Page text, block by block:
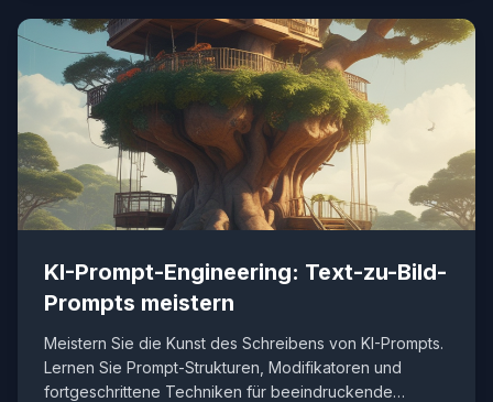
KI-Prompt-Engineering: Text-zu-Bild-
Prompts meistern
Meistern Sie die Kunst des Schreibens von KI-Prompts.
Lernen Sie Prompt-Strukturen, Modifikatoren und
fortgeschrittene Techniken für beeindruckende